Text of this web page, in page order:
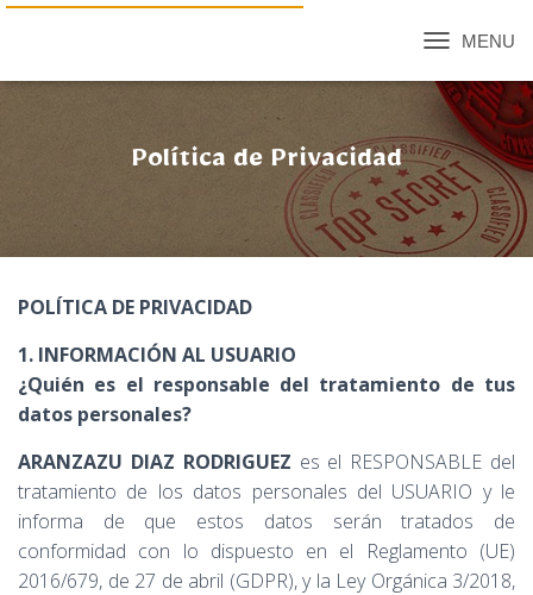
A
M
I
A
R
O
D
V
A
C
Ó
N
Política de Privacidad
POLÍTICA DE PRIVACIDAD
1. INFORMACIÓN AL USUARIO
¿Quién es el responsable del tratamiento de tus
datos personales?
ARANZAZU DIAZ RODRIGUEZ es el RESPONSABLE del
tratamiento de los datos personales del USUARIO y le
informa de que estos datos serán tratados de
conformidad con lo dispuesto en el Reglamento (UE)
2016/679, de 27 de abril (GDPR), y la Ley Orgánica 3/2018,